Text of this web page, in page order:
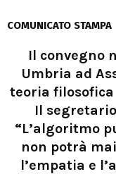
COMUNICATO STAMPA
Il convegno
Umbria ad
teoria
Il
“L’algoritmo
non potrà
l’empatia e